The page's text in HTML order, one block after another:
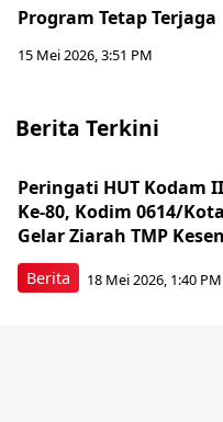
Program Tetap Terjaga
15 Mei 2026, 3:51 PM
Berita Terkini
Berita
Peringati HUT Kodam
Ke-80, Kodim 0614/
Gelar Ziarah TMP
18 Mei 2026, 1:40 PM